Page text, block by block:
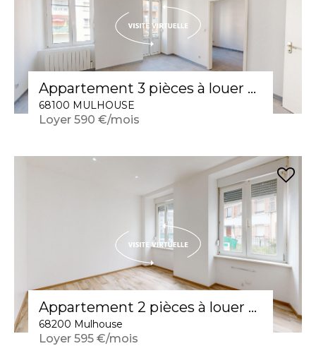
Appartement 3 pièces à louer à Mulhouse - Confort et tranquillité au 1er étage
68100 MULHOUSE
Loyer 590 €/mois
Appartement 2 pièces à louer à Mulhouse
68200 Mulhouse
Loyer 595 €/mois